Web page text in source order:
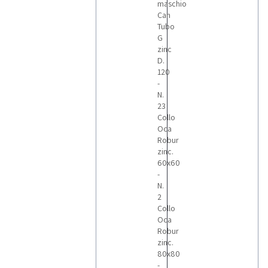
maschio
Can
Tubo
G
zinc
D.
120
-
N.
23
Collo
Oca
Robur
zinc.
60x60
-
N.
2
Collo
Oca
Robur
zinc.
80x80
-